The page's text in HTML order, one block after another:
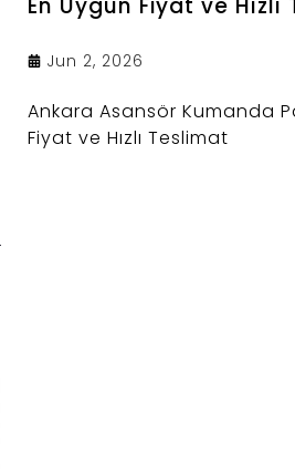
Jun 2, 2026
Ankara Asansör Kumanda
Fiyat ve Hızlı Teslimat